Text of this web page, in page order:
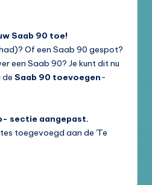
Saab 90 toe!
Of een Saab 90 gespot?
een Saab 90? Je kunt dit nu
de Saab 90 toevoegen-
sectie aangepast.
toegevoegd aan de 'Te